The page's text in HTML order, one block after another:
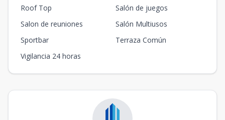
Roof Top
Salón de juegos
Salon de reuniones
Salón Multiusos
Sportbar
Terraza Común
Vigilancia 24 horas